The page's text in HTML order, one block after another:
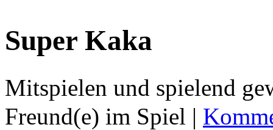
Super Kaka
Mitspielen und spielend
Freund(e) im Spiel |